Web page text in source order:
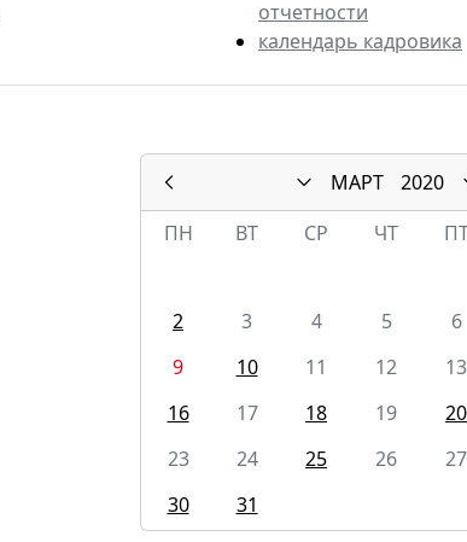
отчетности
календарь кадровика
МАРТ
2020
ПН
ВТ СР ЧТ
2
3 4 5 6
9
10 11 12 13
16
17 18 19 20
23
24 25 26 27
30
31